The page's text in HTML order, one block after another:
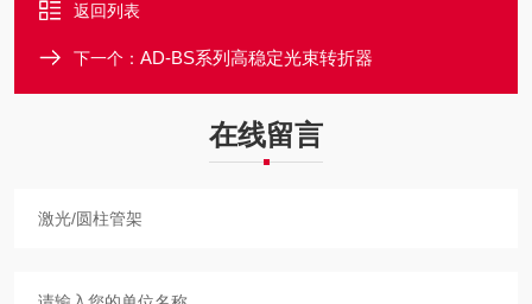
返回列表
下一个： AD-BS系列高稳定光束转折器
在线留言